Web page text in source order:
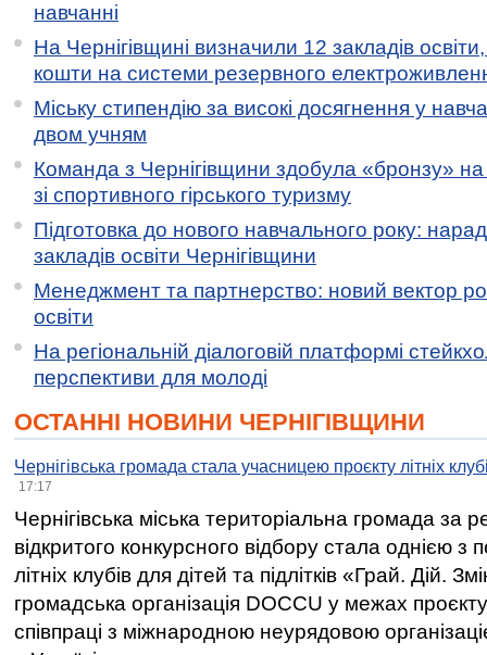
навчанні
На Чернігівщині визначили 12 закладів
кошти на системи резервного
Міську стипендію за високі досягнення у
двом учням
Команда з Чернігівщини здобула «бронзу» на
зі спортивного гірського туризму
Підготовка до нового навчального року:
закладів освіти Чернігівщини
Менеджмент та партнерство: новий вектор
освіти
На регіональній діалоговій платформі
перспективи для молоді
ОСТАННІ НОВИНИ ЧЕРНІГІВЩИНИ
Чернігівська громада стала учасницею проєкту літніх
17:17
Чернігівська міська територіальна громада за
відкритого конкурсного відбору стала однією
літніх клубів для дітей та підлітків «Грай. Дій.
громадська організація DOCCU у межах
співпраці з міжнародною неурядовою